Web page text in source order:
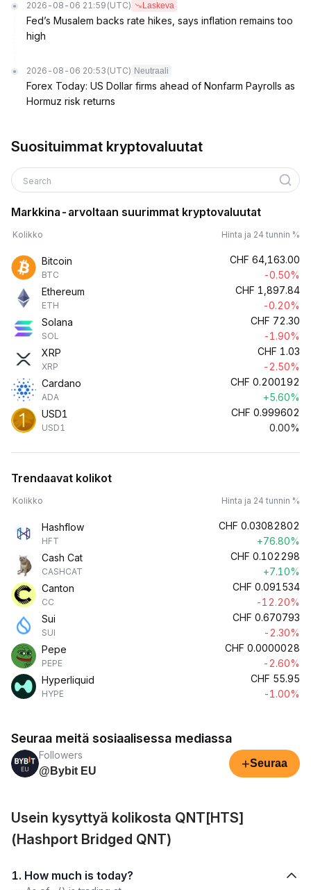
2026-08-06 21:59 (UTC) Laskeva
Fed’s Musalem backs rate hikes, says inflation remains too
high
2026-08-06 20:53 (UTC) Neutraali
Forex Today: US Dollar firms ahead of Nonfarm Payrolls as
Hormuz risk returns
Suosituimmat kryptovaluutat
Search
Markkina-arvoltaan suurimmat kryptovaluutat
Kolikko Hinta ja 24 tunnin %
Bitcoin
BTC
CHF 64,163.00
-0.50%
Ethereum
ETH
CHF 1,897.84
-0.20%
Solana
SOL
CHF 72.30
-1.90%
XRP
XRP
CHF 1.03
-2.50%
Cardano
ADA
CHF 0.200192
+5.60%
USD1
USD1
CHF 0.999602
0.00%
Trendaavat kolikot
Kolikko Hinta ja 24 tunnin %
Hashflow
HFT
CHF 0.03082802
+76.80%
Cash Cat
CASHCAT
CHF 0.102298
+7.10%
Canton
CC
CHF 0.091534
-12.20%
Sui
SUI
CHF 0.670793
-2.30%
Pepe
PEPE
CHF 0.0000028
-2.60%
Hyperliquid
HYPE
CHF 55.95
-1.00%
Seuraa meitä sosiaalisessa mediassa
Followers
@Bybit EU
+Seuraa
Usein kysyttyä kolikosta QNT[HTS]
(Hashport Bridged QNT)
1. How much is today?